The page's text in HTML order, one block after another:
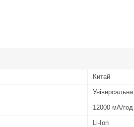
Китай
12000 мА/год
Li-Ion